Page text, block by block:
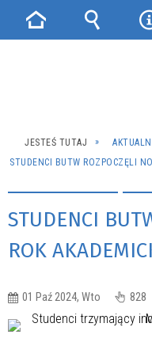
JESTEŚ TUTAJ
STUDENCI BUTW ROZPOCZĘLI
STUDENCI
ROK
01 Paź 2024, Wto 828
Strona